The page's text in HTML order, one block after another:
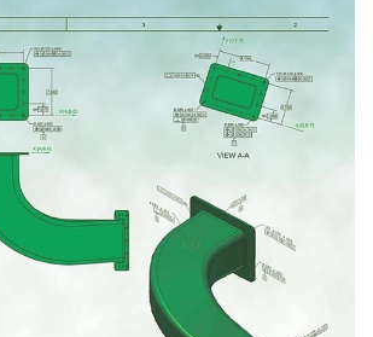
research from America's
business school,
by experience teaching ROMI to
Microsoft, DuPont, Nisan, Philips,
other firms
a rigorous survey on strategic
management of 252
firms, capturing $53 billion of
spending
of how to apply the principles
organizations